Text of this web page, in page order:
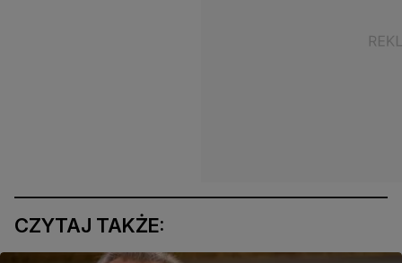
CZYTAJ TAKŻE: